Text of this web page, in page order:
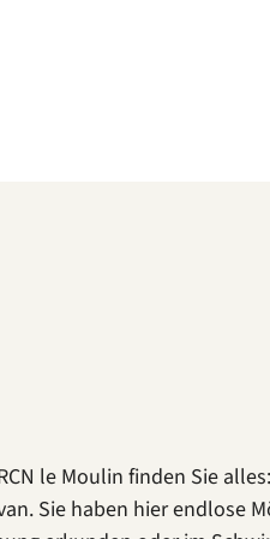
le Moulin finden Sie
Sie haben hier endlose